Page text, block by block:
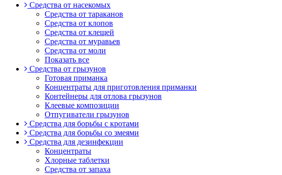
Средства от насекомых
Средства от тараканов
Средства от клопов
Средства от клещей
Средства от муравьев
Средства от моли
Показать все
Средства от грызунов
Готовая приманка
Концентраты для приготовления приманки
Контейнеры для отлова грызунов
Клеевые композиции
Отпугиватели грызунов
Средства для борьбы с кротами
Средства для борьбы со змеями
Средства для дезинфекции
Концентраты
Хлорные таблетки
Средства от запаха